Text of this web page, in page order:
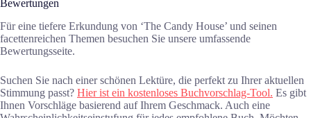
Bewertungen
Für eine tiefere Erkundung von ‘The Candy House’ und seinen
facettenreichen Themen besuchen Sie unsere umfassende
Bewertungsseite.
Suchen Sie nach einer schönen Lektüre, die perfekt zu Ihrer aktuellen
Stimmung passt? Hier ist ein kostenloses Buchvorschlag-Tool. Es gibt
Ihnen Vorschläge basierend auf Ihrem Geschmack. Auch eine